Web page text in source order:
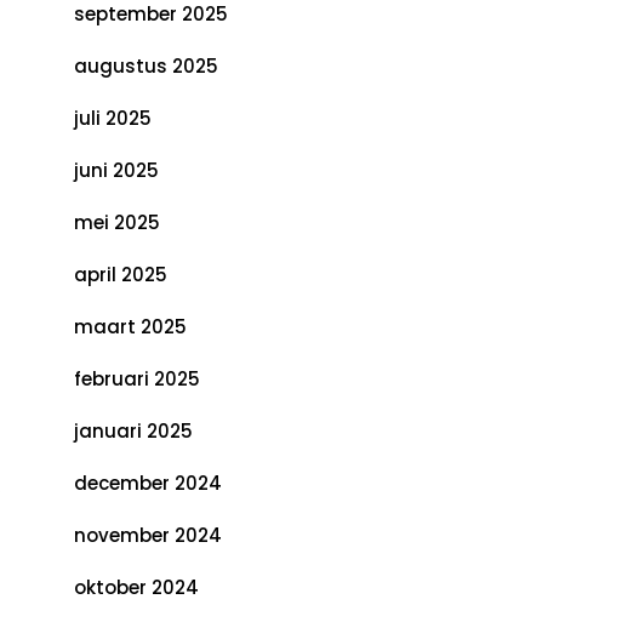
september 2025
augustus 2025
juli 2025
juni 2025
mei 2025
april 2025
maart 2025
februari 2025
januari 2025
december 2024
november 2024
oktober 2024